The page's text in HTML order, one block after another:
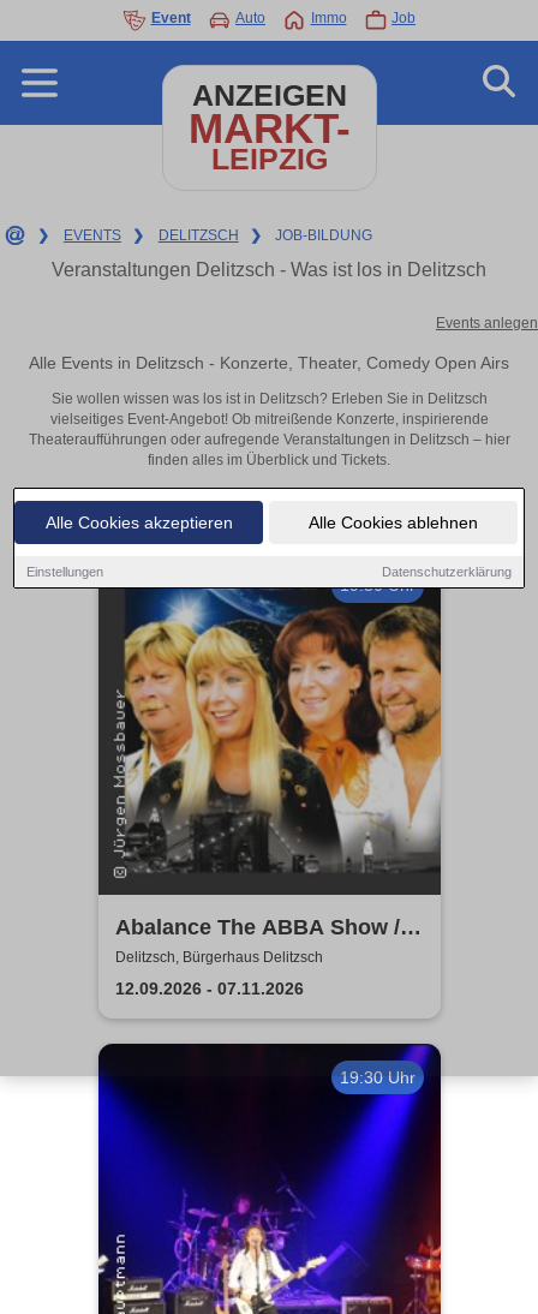
Alle Cookies akzeptieren Alle Cookies ablehnen
Einstellungen Datenschutzerklärung
Event Auto Immo Job
ANZEIGEN
MARKT-
LEIPZIG
❯ EVENTS ❯ DELITZSCH ❯ JOB-BILDUNG
Veranstaltungen Delitzsch - Was ist los in Delitzsch
Events anlegen
Alle Events in Delitzsch - Konzerte, Theater, Comedy Open Airs
Sie wollen wissen was los ist in Delitzsch? Erleben Sie in Delitzsch
vielseitiges Event-Angebot! Ob mitreißende Konzerte, inspirierende
Theateraufführungen oder aufregende Veranstaltungen in Delitzsch – hier
finden alles im Überblick und Tickets.
19:30 Uhr
Abalance The ABBA Show /
Revival Show - a tribute to
ABBA
Delitzsch, Bürgerhaus Delitzsch
12.09.2026 - 07.11.2026
19:30 Uhr